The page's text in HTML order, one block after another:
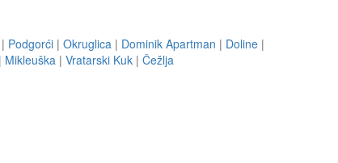
| Podgorći | Okruglica | Dominik Apartman | Doline |
| Mikleuška | Vratarski Kuk | Čežlja